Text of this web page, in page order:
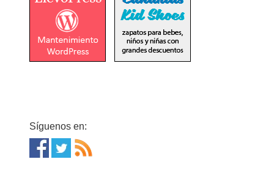
Síguenos en: